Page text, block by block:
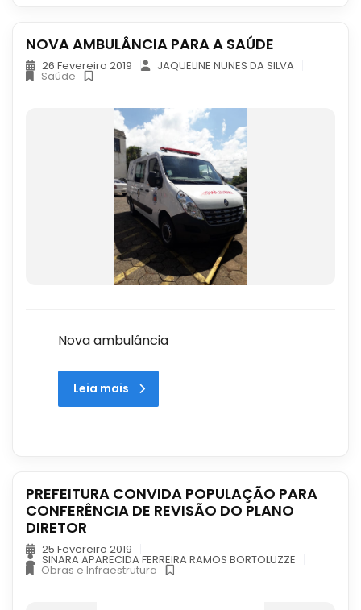
NOVA AMBULÂNCIA PARA A SAÚDE
26 Fevereiro 2019 JAQUELINE NUNES DA SILVA
Saúde
Nova ambulância
Leia mais
PREFEITURA CONVIDA POPULAÇÃO PARA
CONFERÊNCIA DE REVISÃO DO PLANO
DIRETOR
25 Fevereiro 2019
SINARA APARECIDA FERREIRA RAMOS BORTOLUZZE
Obras e Infraestrutura